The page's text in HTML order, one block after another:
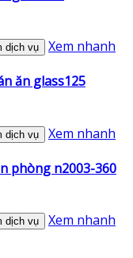
dịch vụ Xem nhanh
ăn glass125
dịch vụ Xem nhanh
phòng n2003-360
dịch vụ Xem nhanh